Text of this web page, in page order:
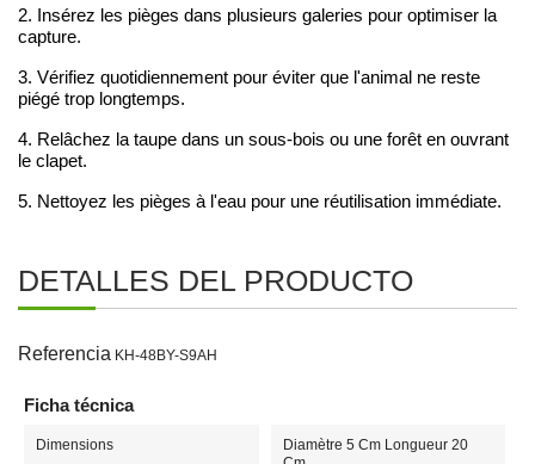
2. Insérez les pièges dans plusieurs galeries pour optimiser la
capture.
3. Vérifiez quotidiennement pour éviter que l'animal ne reste
piégé trop longtemps.
4. Relâchez la taupe dans un sous-bois ou une forêt en ouvrant
le clapet.
5. Nettoyez les pièges à l'eau pour une réutilisation immédiate.
DETALLES DEL PRODUCTO
Referencia KH-48BY-S9AH
Ficha técnica
Dimensions
Diamètre 5 Cm Longueur 20